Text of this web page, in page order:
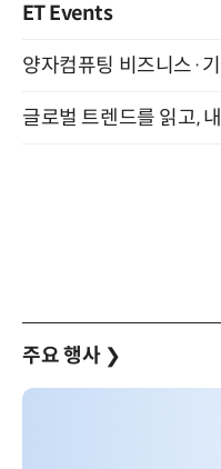
ET Events
주요 행사 ❯